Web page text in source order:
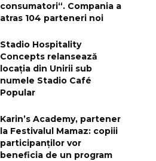
consumatori“. Compania a
atras 104 parteneri noi
Stadio Hospitality
Concepts relansează
locația din Unirii sub
numele Stadio Café
Popular
Karin’s Academy, partener
la Festivalul Mamaz: copiii
participanților vor
beneficia de un program